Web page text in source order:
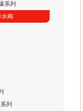
系列
水阀
列